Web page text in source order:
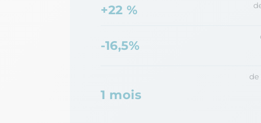
+22 %
-16,5%
1 mois
de